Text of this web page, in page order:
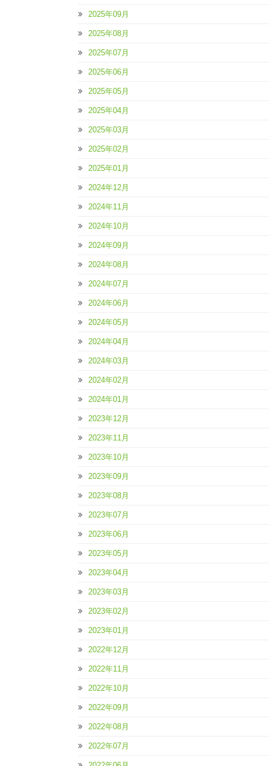
2025年09月
2025年08月
2025年07月
2025年06月
2025年05月
2025年04月
2025年03月
2025年02月
2025年01月
2024年12月
2024年11月
2024年10月
2024年09月
2024年08月
2024年07月
2024年06月
2024年05月
2024年04月
2024年03月
2024年02月
2024年01月
2023年12月
2023年11月
2023年10月
2023年09月
2023年08月
2023年07月
2023年06月
2023年05月
2023年04月
2023年03月
2023年02月
2023年01月
2022年12月
2022年11月
2022年10月
2022年09月
2022年08月
2022年07月